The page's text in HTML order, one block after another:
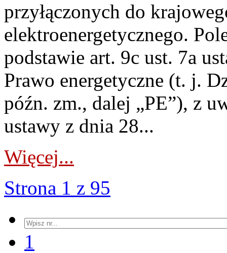
przyłączonych do
elektroenergetycznego.
podstawie art. 9c ust. 7a
Prawo energetyczne (t. j.
późn. zm., dalej „PE”), z
ustawy z dnia 28...
Więcej...
Strona 1 z 95
1